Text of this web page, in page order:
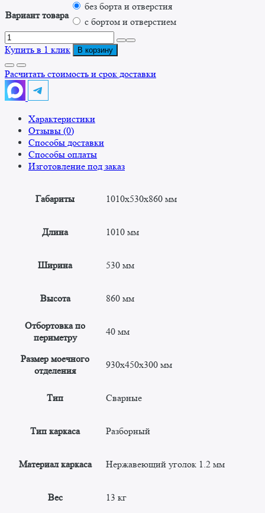
Вариант товара
без борта и отверстия
с бортом и отверстием
Количество
товара
моечная
односекционная
сварная
1010/530
"Премиум"
Купить в 1 клик В корзину
Расчитать стоимость и срок доставки
Характеристики
Отзывы (0)
Способы доставки
Способы оплаты
Изготовление под заказ
Габариты 1010x530x860 мм
Длина 1010 мм
Ширина 530 мм
Высота 860 мм
Отбортовка по
периметру
40 мм
Размер моечного
отделения
930x450x300 мм
Тип Сварные
Тип каркаса Разборный
Материал каркаса Нержавеющий уголок 1.2 мм
Вес 13 кг